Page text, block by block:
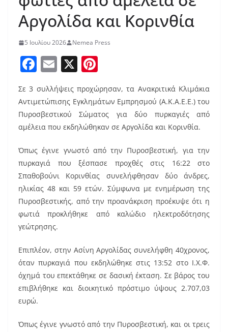
Αργολίδα και Κορινθία
5 Ιουλίου 2026 Nemea Press
F
c
e
b
o
o
k
E
m
ai
l
X
er
e
st
Σε 3 συλλήψεις προχώρησαν, τα Ανακριτικά Κλιμάκια
Αντιμετώπισης Εγκλημάτων Εμπρησμού (Α.Κ.Α.Ε.Ε.) του
Πυροσβεστικού Σώματος για δύο πυρκαγιές από
αμέλεια που εκδηλώθηκαν σε Αργολίδα και Κορινθία.
Όπως έγινε γνωστό από την Πυροσβεστική, για την
πυρκαγιά που ξέσπασε προχθές στις 16:22 στο
Σπαθοβούνι Κορινθίας συνελήφθησαν δύο άνδρες,
ηλικίας 48 και 59 ετών. Σύμφωνα με ενημέρωση της
Πυροσβεστικής, από την προανάκριση προέκυψε ότι η
φωτιά προκλήθηκε από καλώδιο ηλεκτροδότησης
γεώτρησης.
Επιπλέον, στην Ασίνη Αργολίδας συνελήφθη 40χρονος,
όταν πυρκαγιά που εκδηλώθηκε στις 13:52 στο Ι.Χ.Φ.
όχημά του επεκτάθηκε σε δασική έκταση. Σε βάρος του
επιβλήθηκε και διοικητικό πρόστιμο ύψους 2.707,03
ευρώ.
Όπως έγινε γνωστό από την Πυροσβεστική, και οι τρεις